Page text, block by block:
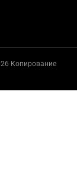
Копирование